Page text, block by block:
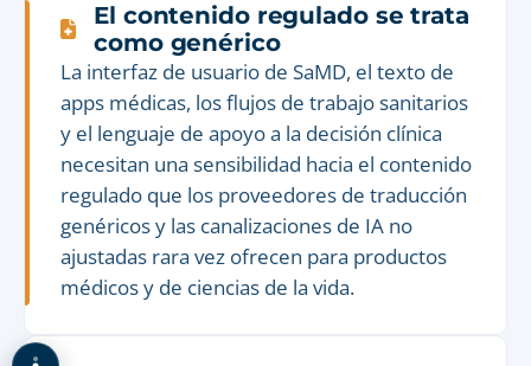
El contenido regulado se trata
como genérico
La interfaz de usuario de SaMD, el texto de
apps médicas, los flujos de trabajo sanitarios
y el lenguaje de apoyo a la decisión clínica
necesitan una sensibilidad hacia el contenido
regulado que los proveedores de traducción
genéricos y las canalizaciones de IA no
ajustadas rara vez ofrecen para productos
médicos y de ciencias de la vida.